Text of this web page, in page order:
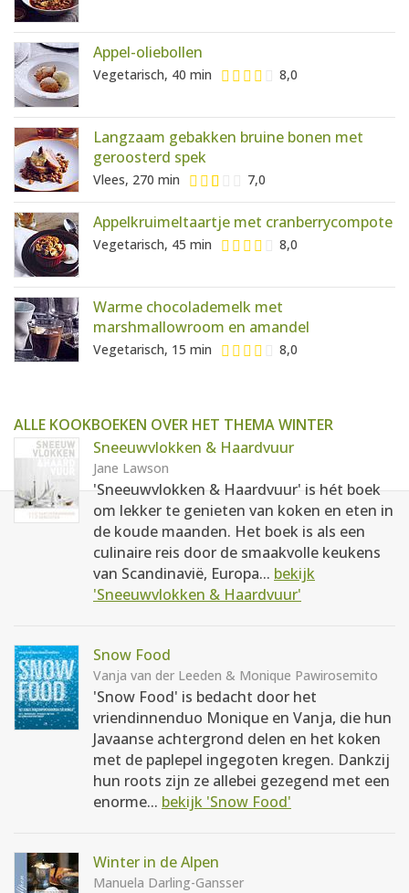
Appel-oliebollen
Vegetarisch, 40 min 8,0
Langzaam gebakken bruine bonen met
geroosterd spek
Vlees, 270 min 7,0
Appelkruimeltaartje met cranberrycompote
Vegetarisch, 45 min 8,0
Warme chocolademelk met
marshmallowroom en amandel
Vegetarisch, 15 min 8,0
ALLE KOOKBOEKEN OVER HET THEMA WINTER
Sneeuwvlokken & Haardvuur
Jane Lawson
'Sneeuwvlokken & Haardvuur' is hét boek
om lekker te genieten van koken en eten in
de koude maanden. Het boek is als een
culinaire reis door de smaakvolle keukens
van Scandinavië, Europa... bekijk
'Sneeuwvlokken & Haardvuur'
Snow Food
Vanja van der Leeden & Monique Pawirosemito
'Snow Food' is bedacht door het
vriendinnenduo Monique en Vanja, die hun
Javaanse achtergrond delen en het koken
met de paplepel ingegoten kregen. Dankzij
hun roots zijn ze allebei gezegend met een
enorme... bekijk 'Snow Food'
Winter in de Alpen
Manuela Darling-Gansser